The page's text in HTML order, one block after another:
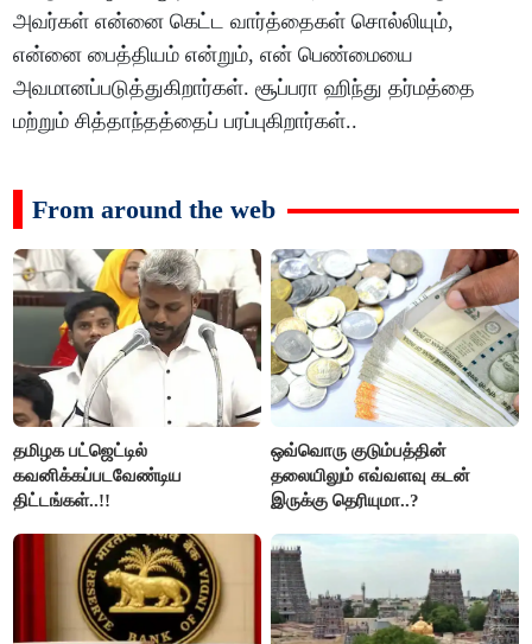
அவர்கள் என்னை கெட்ட வார்த்தைகள் சொல்லியும்,
என்னை பைத்தியம் என்றும், என் பெண்மையை
அவமானப்படுத்துகிறார்கள். சூப்பரா ஹிந்து தர்மத்தை
மற்றும் சித்தாந்தத்தைப் பரப்புகிறார்கள்..
From around the web
தமிழக பட்ஜெட்டில்
கவனிக்கப்படவேண்டிய
திட்டங்கள்..!!
ஒவ்வொரு குடும்பத்தின்
தலையிலும் எவ்வளவு கடன்
இருக்கு தெரியுமா..?